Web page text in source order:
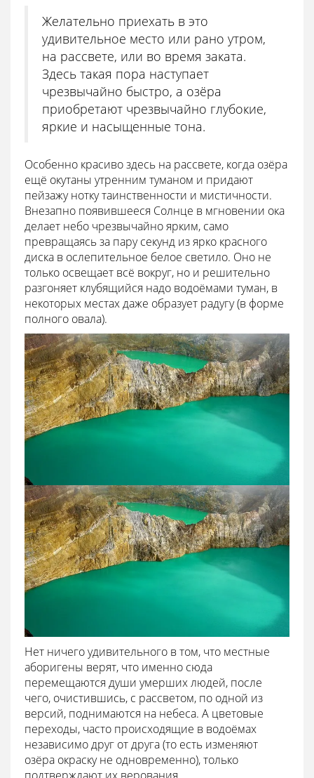
Желательно приехать в это
удивительное место или рано утром,
на рассвете, или во время заката.
Здесь такая пора наступает
чрезвычайно быстро, а озёра
приобретают чрезвычайно глубокие,
яркие и насыщенные тона.
Особенно красиво здесь на рассвете, когда озёра
ещё окутаны утренним туманом и придают
пейзажу нотку таинственности и мистичности.
Внезапно появившееся Солнце в мгновении ока
делает небо чрезвычайно ярким, само
превращаясь за пару секунд из ярко красного
диска в ослепительное белое светило. Оно не
только освещает всё вокруг, но и решительно
разгоняет клубящийся надо водоёмами туман, в
некоторых местах даже образует радугу (в форме
полного овала).
Нет ничего удивительного в том, что местные
аборигены верят, что именно сюда
перемещаются души умерших людей, после
чего, очистившись, с рассветом, по одной из
версий, поднимаются на небеса. А цветовые
переходы, часто происходящие в водоёмах
независимо друг от друга (то есть изменяют
озёра окраску не одновременно), только